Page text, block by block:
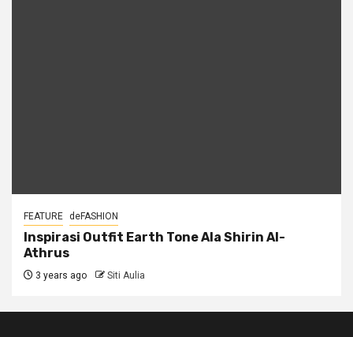
FEATURE deFASHION
Inspirasi Outfit Earth Tone Ala Shirin Al-
Athrus
3 years ago Siti Aulia